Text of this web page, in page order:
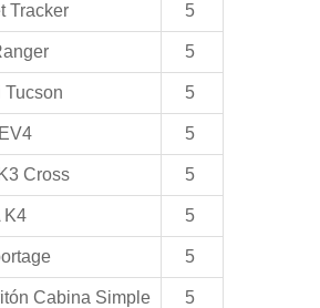
Tracker 5
5
Tucson 5
5
Cross 5
K4 5
5
Cabina Simple 5